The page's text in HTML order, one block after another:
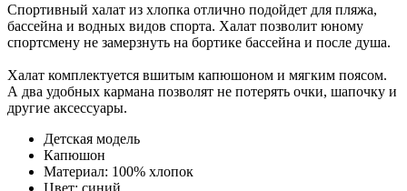
Спортивный халат из хлопка отлично подойдет для пляжа,
бассейна и водных видов спорта. Халат позволит юному
спортсмену не замерзнуть на бортике бассейна и после душа.
Халат комплектуется вшитым капюшоном и мягким поясом.
А два удобных кармана позволят не потерять очки, шапочку и
другие аксессуары.
Детская модель
Капюшон
Материал: 100% хлопок
Цвет: синий